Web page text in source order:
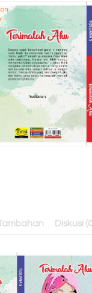
Diskusi